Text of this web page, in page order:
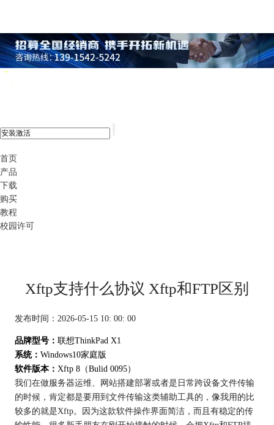
首页
产品
下载
购买
教程
校园许可
Xftp支持什么协议 Xftp和FTP区别
发布时间：2026-05-15 10: 00: 00
品牌型号： 联想ThinkPad X1
系统： Windows10家庭版
软件版本： Xftp 8（Bulid 0095）
我们在做服务器运维、网站搭建部署或者是日常跨设备文件传输
的时候，肯定都是要用到文件传输这类辅助工具的，像我用的比
较多的就是Xftp。因为这款软件操作界面简洁，而且有稳定的传